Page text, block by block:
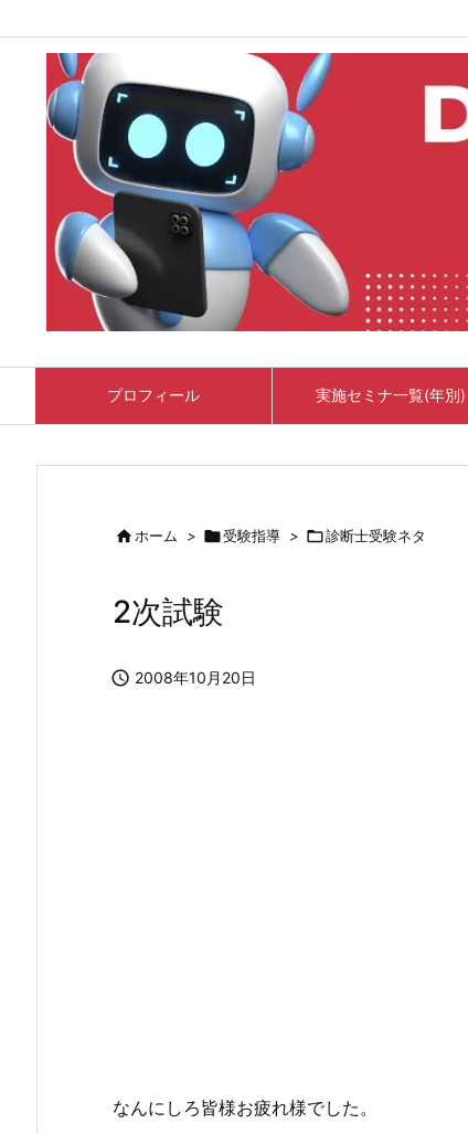
プロフィール 実施セミナ一覧(年別)
ホーム > 受験指導 > 診断士受験ネタ
2次試験
 2008年10月20日
なんにしろ皆様お疲れ様でした。